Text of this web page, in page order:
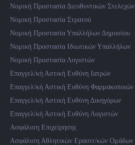
Νομική Προστασία Διευθυντικών Στελεχών
Νομική Προστασία Στρατού
Νομική Προστασία Υπαλλήλων Δημοσίου
Νομική Προστασία Ιδιωτικών Υπαλλήλων
Νομική Προστασία Λογιστών
Επαγγελ/κή Αστική Ευθύνη Ιατρών
Επαγγελ/κή Αστική Ευθύνη Φαρμακοποιών
Επαγγελ/κή Αστική Ευθύνη Δικηγόρων
Επαγγελ/κή Αστική Ευθύνη Λογιστών
Ασφάλιση Επιχείρησης
Ασφάλιση Αθλητικών Ερασιτ/κών Ομάδων